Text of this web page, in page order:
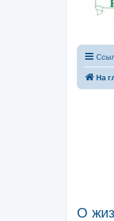
На
О